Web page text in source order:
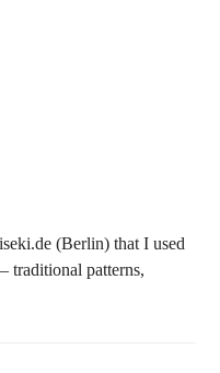
(Berlin) that I used
traditional patterns,